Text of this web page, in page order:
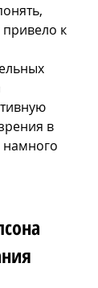
привело к
в
намного